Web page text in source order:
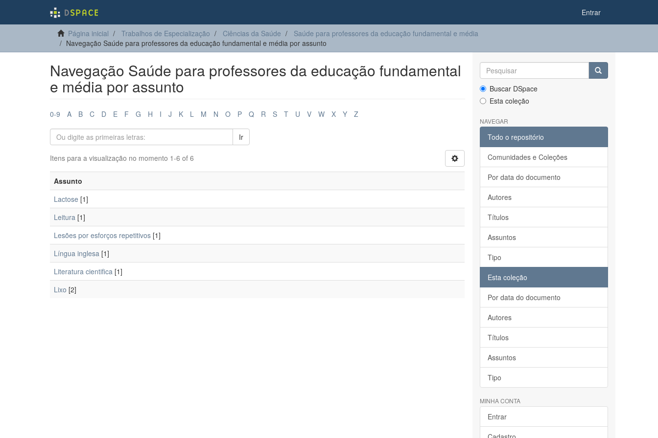
Entrar
Página inicial Trabalhos de Especialização Ciências da Saúde
Saúde para professores da educação fundamental e média
Navegação Saúde para professores da educação fundamental e média por assunto
Navegação Saúde para professores da educação fundamental
e média por assunto
0-9 A B C D E F G H I J K L M N O P Q R S T U V W X Y Z
Ir
Itens para a visualização no momento 1-6 of 6
Assunto
Lactose [1]
Leitura [1]
Lesões por esforços repetitivos [1]
Língua inglesa [1]
Literatura cientifica [1]
Lixo [2]
Buscar DSpace
Esta coleção
NAVEGAR
Todo o repositório
Comunidades e Coleções
Por data do documento
Autores
Títulos
Assuntos
Tipo
Esta coleção
Por data do documento
Autores
Títulos
Assuntos
Tipo
MINHA CONTA
Entrar